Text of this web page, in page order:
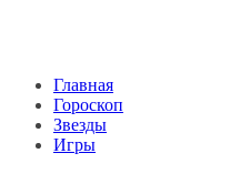
Главная
Гороскоп
Звезды
Игры